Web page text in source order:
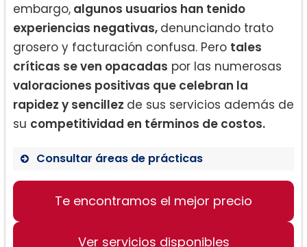
embargo, algunos usuarios han tenido
experiencias negativas, denunciando trato
grosero y facturación confusa. Pero tales
críticas se ven opacadas por las numerosas
valoraciones positivas que celebran la
rapidez y sencillez de sus servicios además de
su competitividad en términos de costos.
Consultar áreas de prácticas
Formación de Corporaciones y LLC
nombre
Te encontramos el mejor precio
Ver servicios disponibles